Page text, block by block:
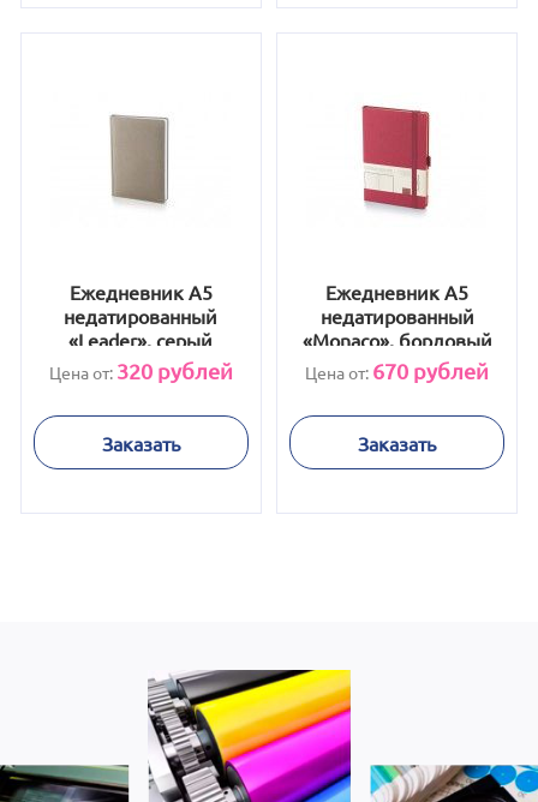
Ежедневник А5
недатированный
«Leader», серый
Цена от: 320рублей
Заказать
Ежедневник А5
недатированный
«Monaco», бордовый
Цена от: 670 рублей
Заказать